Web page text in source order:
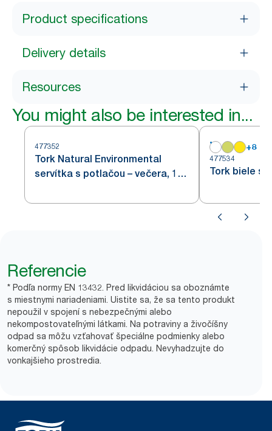
Product specifications
Delivery details
Resources
You might also be interested in...
477352
Tork Natural Environmental
servítka s potlačou – večera, 1/8
+8
477534
Tork biele
Referencie
* Podľa normy EN 13432. Pred likvidáciou sa oboznámte
s miestnymi nariadeniami. Uistite sa, že sa tento produkt
nepoužil v spojení s nebezpečnými alebo
nekompostovateľnými látkami. Na potraviny a živočíšny
odpad sa môžu vzťahovať špeciálne podmienky alebo
komerčný spôsob likvidácie odpadu. Nevyhadzujte do
vonkajšieho prostredia.